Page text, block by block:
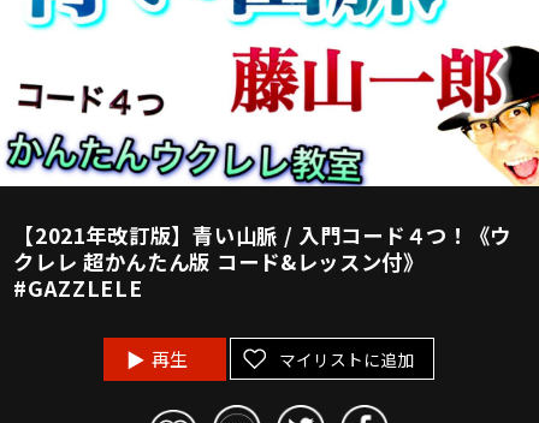
【2021年改訂版】青い山脈 / 入門コード４つ！《ウ
クレレ 超かんたん版 コード&レッスン付》
#GAZZLELE
再生 マイリストに追加